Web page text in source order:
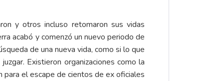
y otros incluso retomaron sus vidas
acabó y comenzó un nuevo periodo de
de una nueva vida, como si lo que
Existieron organizaciones como la
para el escape de cientos de ex oficiales